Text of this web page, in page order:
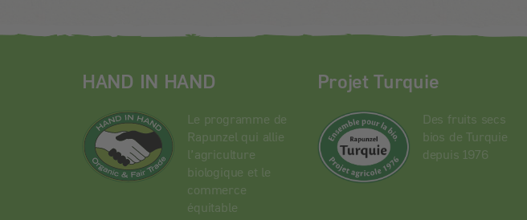
HAND IN HAND
Le programme de
Rapunzel qui allie
l’agriculture
biologique et le
commerce
équitable
Projet Turquie
Des fruits secs
bios de Turquie
depuis 1976